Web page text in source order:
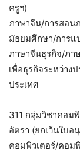
ครูฯ)
ภาษาจีน/การสอน
มัธยมศึกษา/การแ
ภาษาจีนธุรกิจ/ภา
เพื่อธุรกิจระหว่าง
ประเทศ
311 กลุ่มวิชาคอม
อัตรา (ยกเว้นใบ
คอมพิวเตอร์/คอม